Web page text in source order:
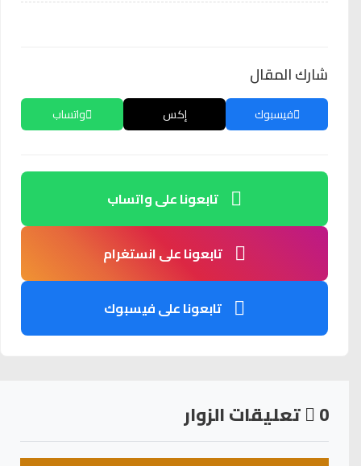
شارك المقال
فيسبوك إكس واتساب
تابعونا على واتساب
تابعونا على انستغرام
تابعونا على فيسبوك
0 تعليقات الزوار